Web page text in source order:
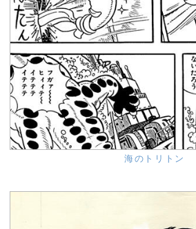
海のトリトン